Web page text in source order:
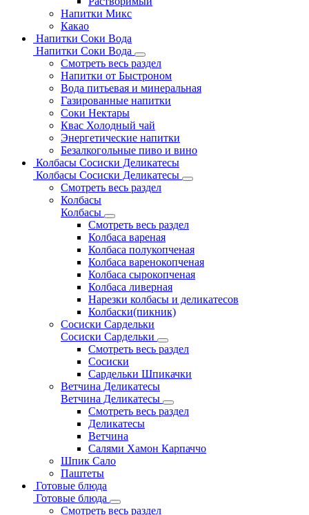
Напитки Микс
Какао
Напитки Соки Вода
Напитки Соки Вода
Смотреть весь раздел
Напитки от Быстроном
Вода питьевая и минеральная
Газированные напитки
Соки Нектары
Квас Холодный чай
Энергетические напитки
Безалкогольные пиво и вино
Колбасы Сосиски Деликатесы
Колбасы Сосиски Деликатесы
Смотреть весь раздел
Колбасы
Колбасы
Смотреть весь раздел
Колбаса вареная
Колбаса полукопченая
Колбаса варенокопченая
Колбаса сырокопченая
Колбаса ливерная
Нарезки колбасы и деликатесов
Колбаски(пикник)
Сосиски Сардельки
Сосиски Сардельки
Смотреть весь раздел
Сосиски
Сардельки Шпикачки
Ветчина Деликатесы
Ветчина Деликатесы
Смотреть весь раздел
Деликатесы
Ветчина
Салями Хамон Карпаччо
Шпик Сало
Паштеты
Готовые блюда
Готовые блюда
Смотреть весь раздел